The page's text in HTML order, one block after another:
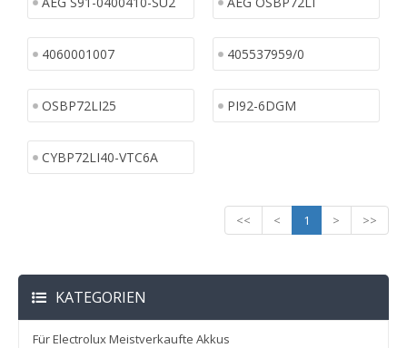
4060001007 405537959/0
OSBP72LI25 PI92-6DGM
CYBP72LI40-VTC6A
<< < 1 > >>
KATEGORIEN
Für Electrolux Meistverkaufte Akkus